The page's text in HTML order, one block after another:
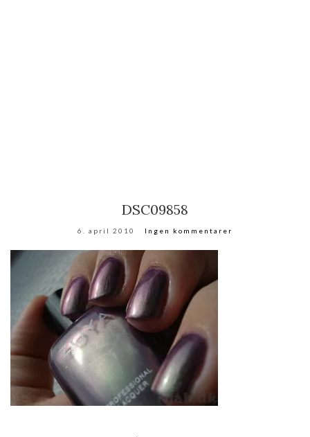
DSC09858
6. april 2010 Ingen kommentarer